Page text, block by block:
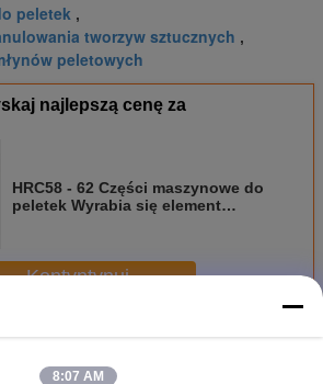
peletek ,
tworzyw sztucznych ,
peletowych
najlepszą cenę za
HRC58 - 62 Części maszynowe do
peletek Wyrabia się element
Kontyntynuj
momencie obrotowym
8:07 AM